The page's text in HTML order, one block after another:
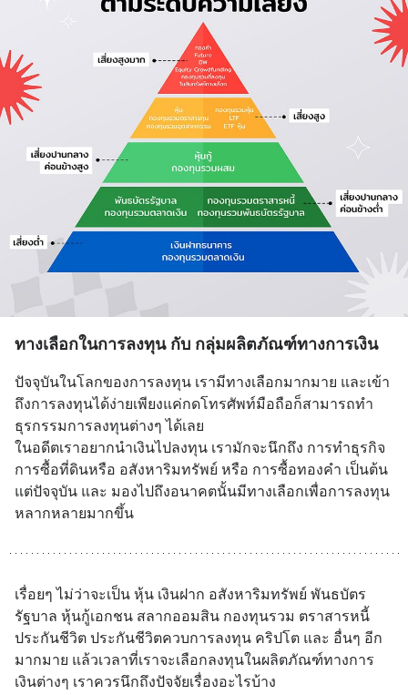
ทางเลือกในการลงทุน กับ กลุ่มผลิตภัณฑ์ทางการเงิน
ปัจจุบันในโลกของการลงทุน เรามีทางเลือกมากมาย และเข้า
ถึงการลงทุนได้ง่ายเพียงแค่กดโทรศัพท์มือถือก็สามารถทำ
ธุรกรรมการลงทุนต่างๆ ได้เลย
ในอดีตเราอยากนำเงินไปลงทุน เรามักจะนึกถึง การทำธุรกิจ
การซื้อที่ดินหรือ อสังหาริมทรัพย์ หรือ การซื้อทองคำ เป็นต้น
แต่ปัจจุบัน และ มองไปถึงอนาคตนั้นมีทางเลือกเพื่อการลงทุน
หลากหลายมากขึ้น
เรื่อยๆ ไม่ว่าจะเป็น หุ้น เงินฝาก อสังหาริมทรัพย์ พันธบัตร
รัฐบาล หุ้นกู้เอกชน สลากออมสิน กองทุนรวม ตราสารหนี้
ประกันชีวิต ประกันชีวิตควบการลงทุน คริปโต และ อื่นๆ อีก
มากมาย แล้วเวลาที่เราจะเลือกลงทุนในผลิตภัณฑ์ทางการ
เงินต่างๆ เราควรนึกถึงปัจจัยเรื่องอะไรบ้าง